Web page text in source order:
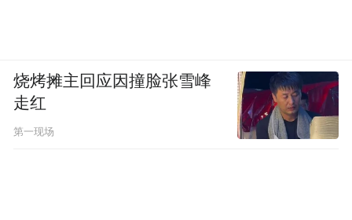
烧烤摊主回应因撞脸张雪峰
走红
第一现场